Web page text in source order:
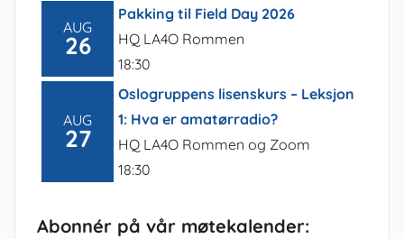
AUG
26
Pakking til Field Day 2026
HQ LA4O Rommen
18:30
AUG
27
Oslogruppens lisenskurs – Leksjon
1: Hva er amatørradio?
HQ LA4O Rommen og Zoom
18:30
Abonnér på vår møtekalender: